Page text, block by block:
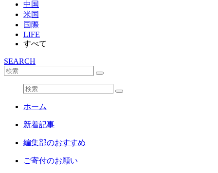
中国
米国
国際
LIFE
すべて
SEARCH
ホーム
新着記事
編集部のおすすめ
ご寄付のお願い